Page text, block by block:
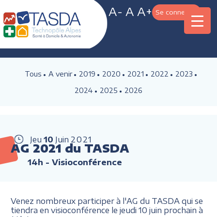
A- A A+ Se connecter
Tous A venir 2019 2020 2021 2022
2023
2024
2025 2026
Jeu 10 Juin 2021
AG 2021 du TASDA
14h - Visioconférence
Venez nombreux participer à l'AG du TASDA qui se
tiendra en visioconférence le jeudi 10 juin prochain à